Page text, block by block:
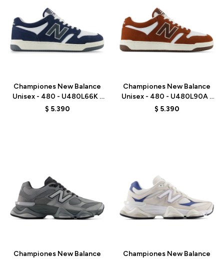
Championes New Balance
Unisex - 480 - U480L66K -
BLUE
$ 5.390
Championes New Balance
Unisex - 480 - U480L90A -
BROWN
$ 5.390
Championes New Balance
Championes New Balance